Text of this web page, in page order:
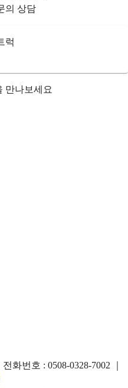
의 상담
럭
만나보세요
전화번호 : 0508-0328-7002